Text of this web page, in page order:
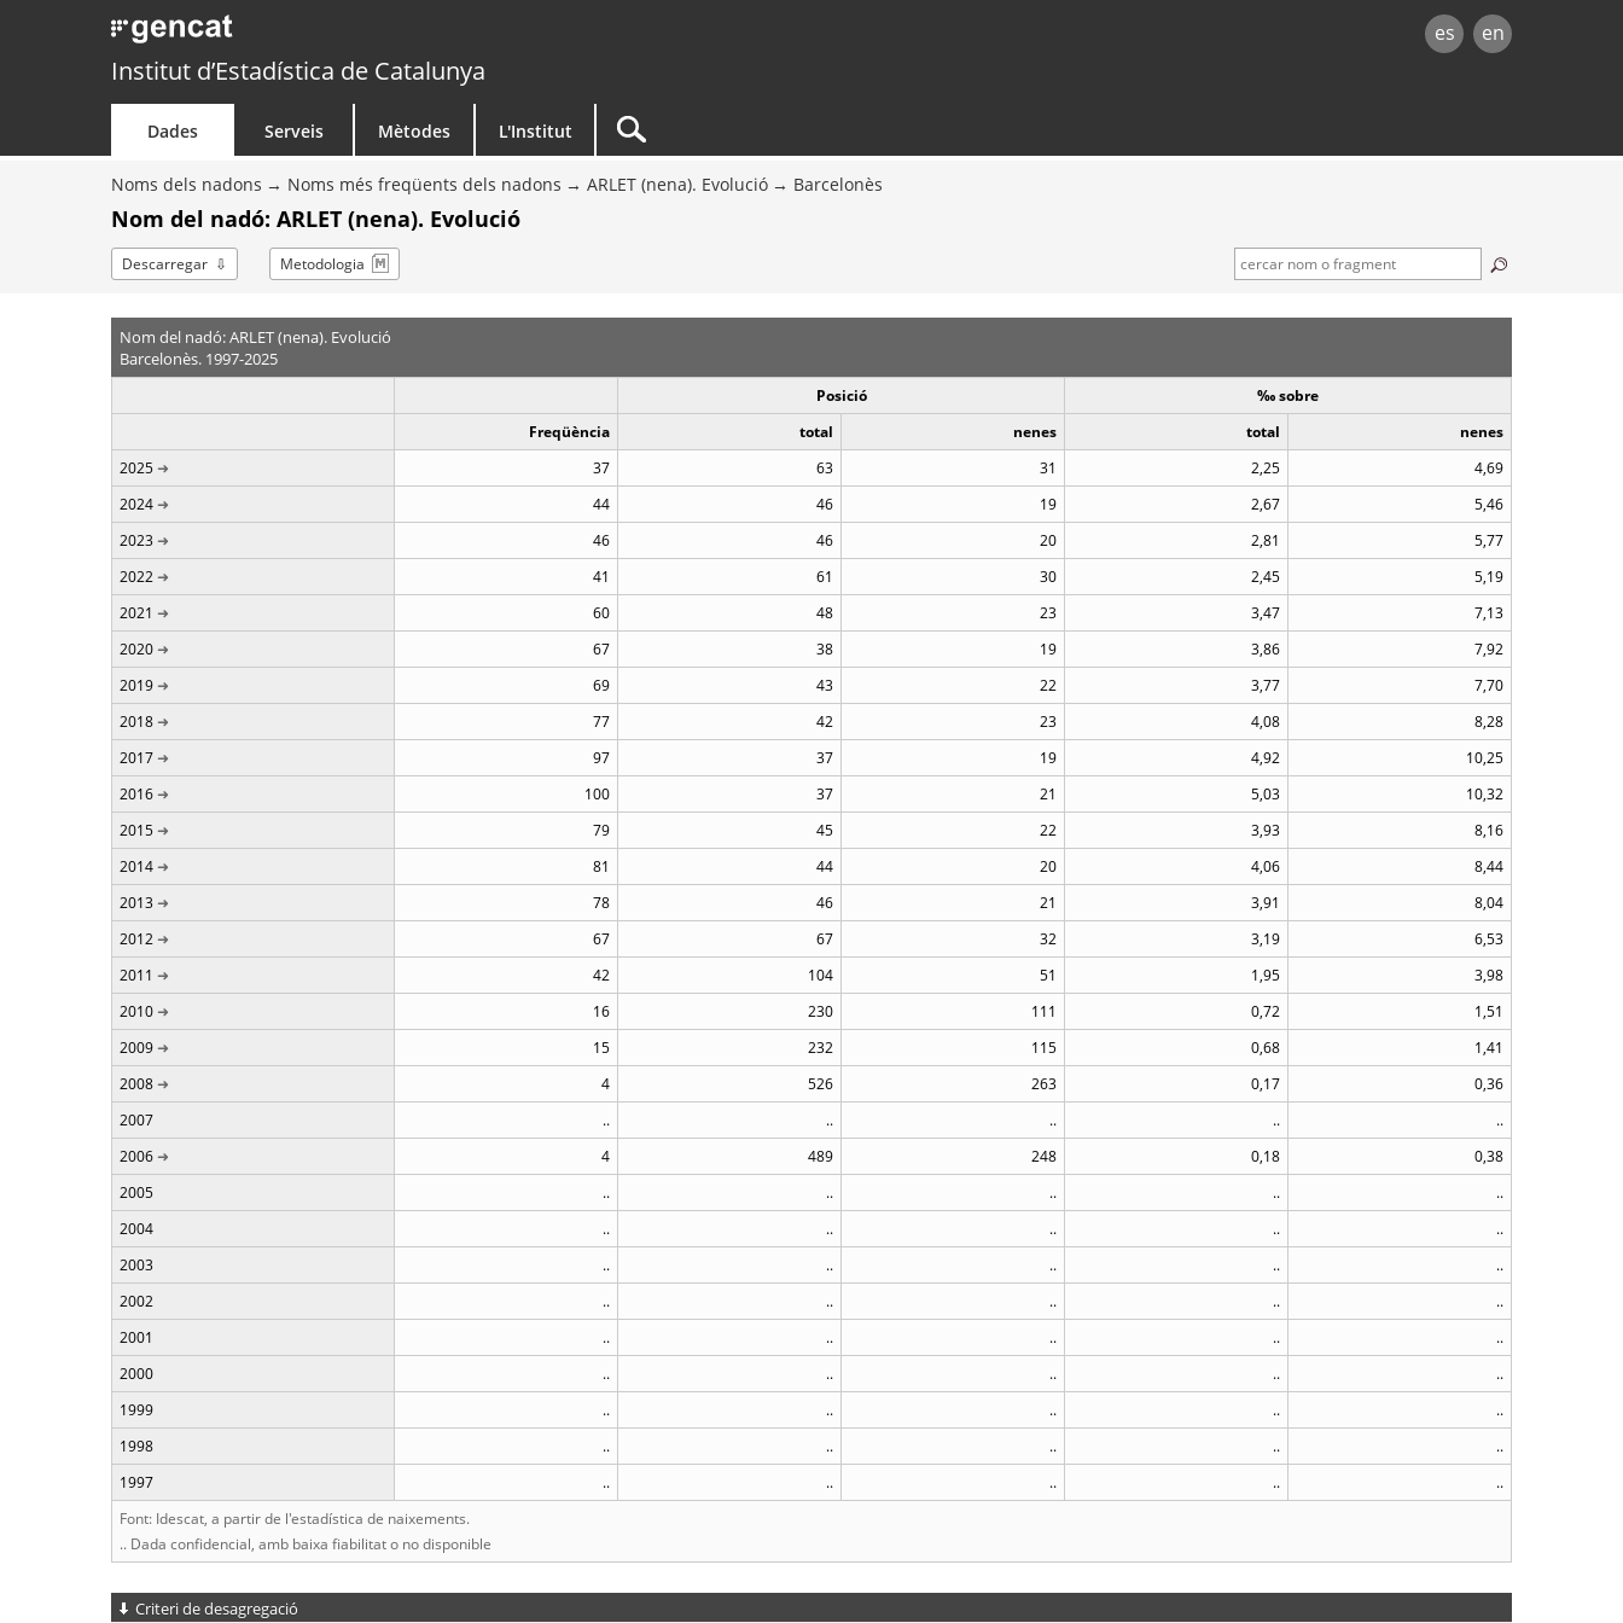
es en
Institut d’Estadística de Catalunya
Dades Serveis Mètodes L'Institut
Noms dels nadons Noms més freqüents dels nadons ARLET (nena). Evolució Barcelonès
Nom del nadó: ARLET (nena). Evolució
Descarregar Metodologia
Nom del nadó: ARLET (nena). Evolució
Barcelonès. 1997-2025
Posició
‰ sobre
Freqüència
total nenes total
nenes
2025
37 63 31 2,25
4,69
2024
44 46 19 2,67
5,46
2023
46 46 20 2,81
5,77
2022
41 61 30 2,45
5,19
2021
60 48 23 3,47
7,13
2020
67 38 19 3,86
7,92
2019
69 43 22 3,77
7,70
2018
77 42 23 4,08
8,28
2017
97 37 19 4,92
10,25
2016
100 37 21 5,03
10,32
2015
79 45 22 3,93
8,16
2014
81 44 20 4,06
8,44
2013
78 46 21 3,91
8,04
2012
67 67 32 3,19
6,53
2011
42 104 51 1,95
3,98
2010
16 230 111 0,72
1,51
2009
15 232 115 0,68
1,41
2008
4 526 263 0,17
0,36
2007
.. .. .. ..
..
2006
4 489 248 0,18
0,38
2005
.. .. .. ..
..
2004
.. .. .. ..
..
2003
.. .. .. ..
..
2002
.. .. .. ..
..
2001
.. .. .. ..
..
2000
.. .. .. ..
..
1999
.. .. .. ..
..
1998
.. .. .. ..
..
1997
.. .. .. ..
..
Font: Idescat, a partir de l'estadística de naixements.
.. Dada confidencial, amb baixa fiabilitat o no disponible
Criteri de desagregació